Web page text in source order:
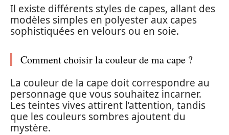
Il existe différents styles de capes, allant des
modèles simples en polyester aux capes
sophistiquées en velours ou en soie.
Comment choisir la couleur de ma cape ?
La couleur de la cape doit correspondre au
personnage que vous souhaitez incarner.
Les teintes vives attirent l’attention, tandis
que les couleurs sombres ajoutent du
mystère.